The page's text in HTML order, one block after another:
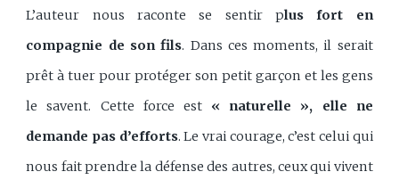
L’auteur nous raconte se sentir plus fort en
compagnie de son fils. Dans ces moments, il serait
prêt à tuer pour protéger son petit garçon et les gens
le savent. Cette force est « naturelle », elle ne
demande pas d’efforts. Le vrai courage, c’est celui qui
nous fait prendre la défense des autres, ceux qui vivent